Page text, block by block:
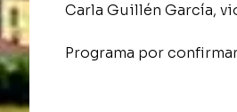
Carla Guillén García,
Programa por